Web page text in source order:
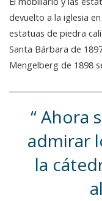
devuelto a la iglesia
estatuas de piedra
Santa Bárbara de
Mengelberg de 1898
Ahora
admirar
la